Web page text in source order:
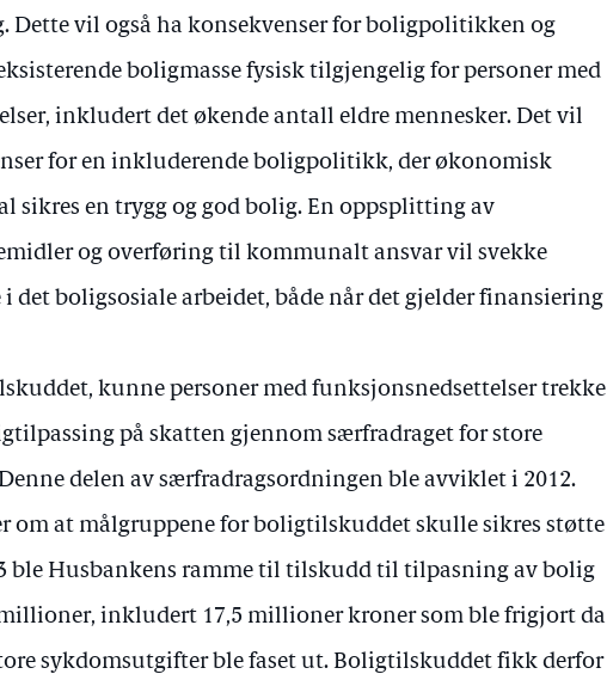
Dette vil også ha konsekvenser for boligpolitikken og
boligmasse fysisk tilgjengelig for personer med
inkludert det økende antall eldre mennesker. Det vil
for en inkluderende boligpolitikk, der økonomisk
sikres en trygg og god bolig. En oppsplitting av
og overføring til kommunalt ansvar vil svekke
det boligsosiale arbeidet, både når det gjelder finansiering
kunne personer med funksjonsnedsettelser trekke
på skatten gjennom særfradraget for store
delen av særfradragsordningen ble avviklet i 2012.
om at målgruppene for boligtilskuddet skulle sikres støtte
ble Husbankens ramme til tilskudd til tilpasning av bolig
inkludert 17,5 millioner kroner som ble frigjort da
sykdomsutgifter ble faset ut. Boligtilskuddet fikk derfor